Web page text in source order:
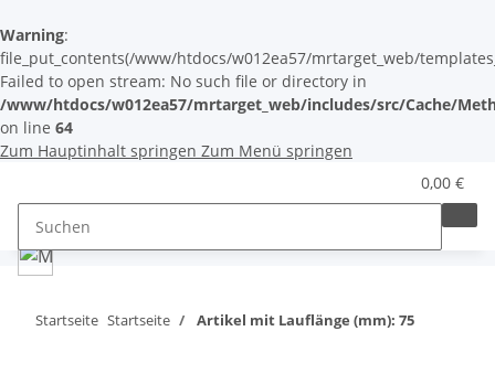
Warning:
file_put_contents(/www/htdocs/w012ea57/mrtarget_web/
Failed to open stream: No such file or directory in
/www/htdocs/w012ea57/mrtarget_web/includes/src/Cache/
on line 64
Zum Hauptinhalt springen Zum Menü springen
0,00 €
Startseite Startseite Artikel mit Lauflänge (mm): 75